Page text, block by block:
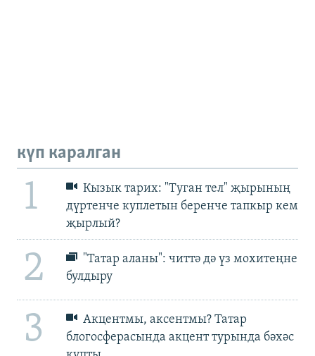
күп каралган
1
Кызык тарих: "Туган тел" җырының
дүртенче куплетын беренче тапкыр кем
җырлый?
2
"Татар аланы": читтә дә үз мохитеңне
булдыру
3
Акцентмы, аксентмы? Татар
блогосферасында акцент турында бәхәс